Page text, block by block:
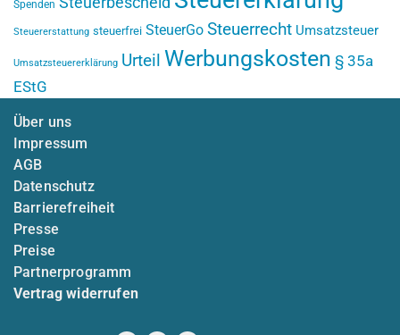
Spenden
Steuererstattung steuerfrei SteuerGo Steuerrecht Umsatzsteuer
Umsatzsteuererklärung Urteil Werbungskosten § 35a
EStG
Über uns
Impressum
AGB
Datenschutz
Barrierefreiheit
Presse
Preise
Partnerprogramm
Vertrag widerrufen